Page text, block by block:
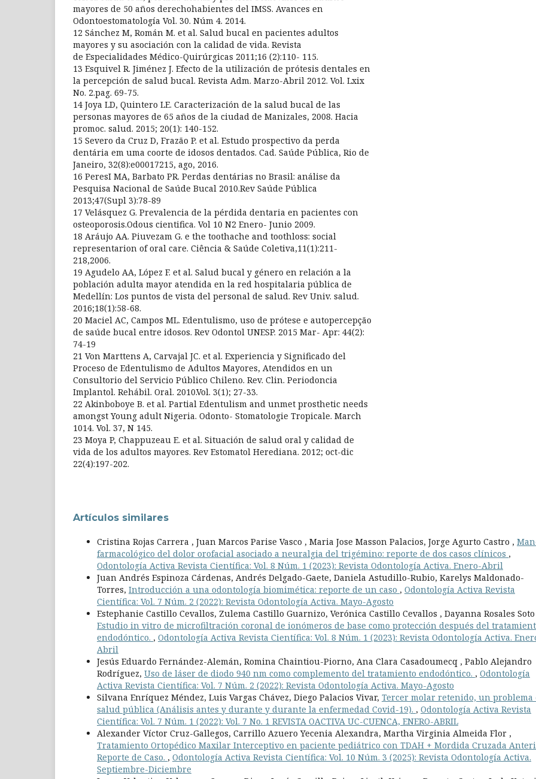
mayores de 50 años derechohabientes del IMSS. Avances en
Odontoestomatología Vol. 30. Núm 4. 2014.
12 Sánchez M, Román M. et al. Salud bucal en pacientes adultos
mayores y su asociación con la calidad de vida. Revista
de Especialidades Médico-Quirúrgicas 2011;16 (2):110- 115.
13 Esquivel R. Jiménez J. Efecto de la utilización de prótesis dentales en
la percepción de salud bucal. Revista Adm. Marzo-Abril 2012. Vol. Lxix
No. 2.pag. 69-75.
14 Joya LD, Quintero LE. Caracterización de la salud bucal de las
personas mayores de 65 años de la ciudad de Manizales, 2008. Hacia
promoc. salud. 2015; 20(1): 140-152.
15 Severo da Cruz D, Frazão P. et al. Estudo prospectivo da perda
dentária em uma coorte de idosos dentados. Cad. Saúde Pública, Rio de
Janeiro, 32(8):e00017215, ago, 2016.
16 PeresI MA, Barbato PR. Perdas dentárias no Brasil: análise da
Pesquisa Nacional de Saúde Bucal 2010.Rev Saúde Pública
2013;47(Supl 3):78-89
17 Velásquez G. Prevalencia de la pérdida dentaria en pacientes con
osteoporosis.Odous cientifica. Vol 10 N2 Enero- Junio 2009.
18 Aráujo AA. Piuvezam G. e the toothache and toothloss: social
representarion of oral care. Ciência & Saúde Coletiva,11(1):211-
218,2006.
19 Agudelo AA, López F. et al. Salud bucal y género en relación a la
población adulta mayor atendida en la red hospitalaria pública de
Medellín: Los puntos de vista del personal de salud. Rev Univ. salud.
2016;18(1):58-68.
20 Maciel AC, Campos ML. Edentulismo, uso de prótese e autopercepção
de saúde bucal entre idosos. Rev Odontol UNESP. 2015 Mar- Apr: 44(2):
74-19
21 Von Marttens A, Carvajal JC. et al. Experiencia y Significado del
Proceso de Edentulismo de Adultos Mayores, Atendidos en un
Consultorio del Servicio Público Chileno. Rev. Clin. Periodoncia
Implantol. Rehábil. Oral. 2010.Vol. 3(1); 27-33.
22 Akinboboye B. et al. Partial Edentulism and unmet prosthetic needs
amongst Young adult Nigeria. Odonto- Stomatologie Tropicale. March
1014. Vol. 37, N 145.
23 Moya P, Chappuzeau E. et al. Situación de salud oral y calidad de
vida de los adultos mayores. Rev Estomatol Herediana. 2012; oct-dic
22(4):197-202.
Artículos similares
Cristina Rojas Carrera , Juan Marcos Parise Vasco , Maria Jose Masson Palacios, Jorge Agurto Castro ,
farmacológico del dolor orofacial asociado a neuralgia del trigémino: reporte de dos casos clínicos ,
Odontología Activa Revista Científica: Vol. 8 Núm. 1 (2023): Revista Odontología Activa. Enero-Abril
Juan Andrés Espinoza Cárdenas, Andrés Delgado-Gaete, Daniela Astudillo-Rubio, Karelys Maldonado-
Torres, Introducción a una odontología biomimética: reporte de un caso , Odontología Activa Revista
Científica: Vol. 7 Núm. 2 (2022): Revista Odontología Activa. Mayo-Agosto
Estephanie Castillo Cevallos, Zulema Castillo Guarnizo, Verónica Castillo Cevallos , Dayanna Rosales
Estudio in vitro de microfiltración coronal de ionómeros de base como protección después del
endodóntico. , Odontología Activa Revista Científica: Vol. 8 Núm. 1 (2023): Revista Odontología Activa.
Abril
Jesús Eduardo Fernández-Alemán, Romina Chaintiou-Piorno, Ana Clara Casadoumecq , Pablo Alejandro
Rodríguez, Uso de láser de diodo 940 nm como complemento del tratamiento endodóntico. , Odontología
Activa Revista Científica: Vol. 7 Núm. 2 (2022): Revista Odontología Activa. Mayo-Agosto
Silvana Enríquez Méndez, Luis Vargas Chávez, Diego Palacios Vivar, Tercer molar retenido, un problema
salud pública (Análisis antes y durante y durante la enfermedad Covid-19). , Odontología Activa Revista
Científica: Vol. 7 Núm. 1 (2022): Vol. 7 No. 1 REVISTA OACTIVA UC-CUENCA, ENERO-ABRIL
Alexander Víctor Cruz-Gallegos, Carrillo Azuero Yecenia Alexandra, Martha Virginia Almeida Flor ,
Tratamiento Ortopédico Maxilar Interceptivo en paciente pediátrico con TDAH + Mordida Cruzada
Reporte de Caso. , Odontología Activa Revista Científica: Vol. 10 Núm. 3 (2025): Revista Odontología Activa.
Septiembre-Diciembre